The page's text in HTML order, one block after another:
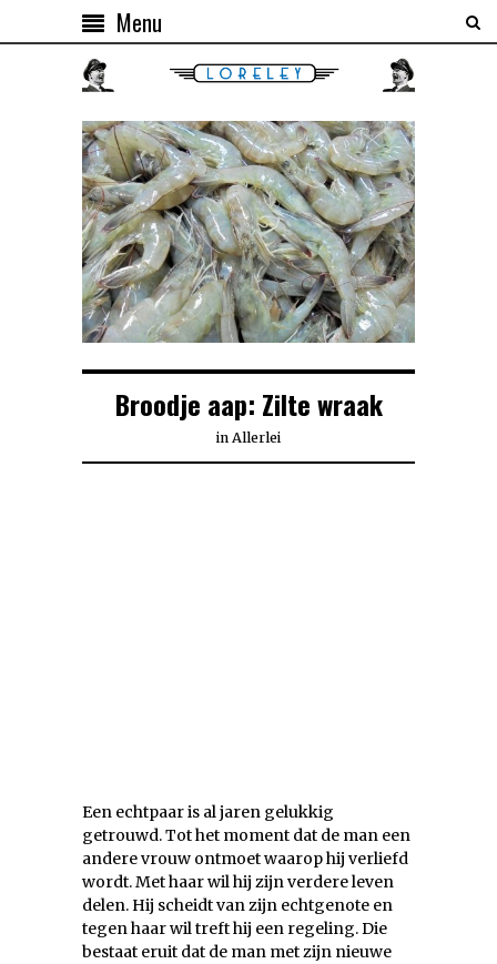
Menu
Broodje aap: Zilte wraak
in Allerlei
Een echtpaar is al jaren gelukkig
getrouwd. Tot het moment dat de man een
andere vrouw ontmoet waarop hij verliefd
wordt. Met haar wil hij zijn verdere leven
delen. Hij scheidt van zijn echtgenote en
tegen haar wil treft hij een regeling. Die
bestaat eruit dat de man met zijn nieuwe